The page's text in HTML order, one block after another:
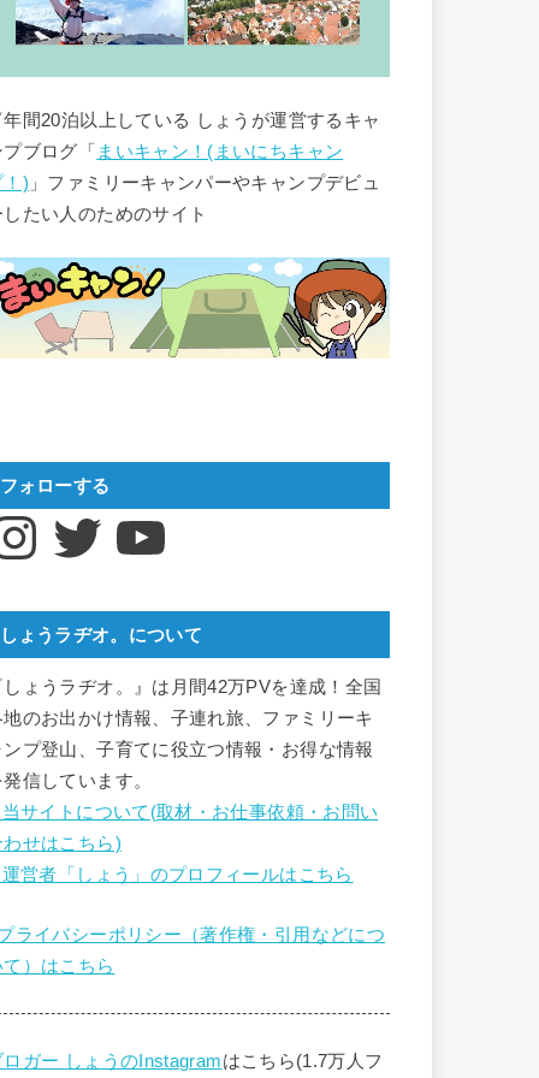
間20泊以上している しょうが運営するキャ
ブログ「 まいキャン！(まいにちキャン
！) 」ファミリーキャンパーやキャンプデビュ
したい人のためのサイト
フォローする
Twitter YouTube
しょうラヂオ。について
しょうラヂオ。』は月間42万PVを達成！全国
地のお出かけ情報、子連れ旅、ファミリーキ
ンプ登山、子育てに役立つ情報・お得な情報
信しています。
サイトについて(取材・お仕事依頼・お問い
わせはこちら)
営者「しょう」のプロフィールはこちら
ライバシーポリシー（著作権・引用などにつ
て）はこちら
ロガー しょうのInstagramはこちら(1.7万人フ